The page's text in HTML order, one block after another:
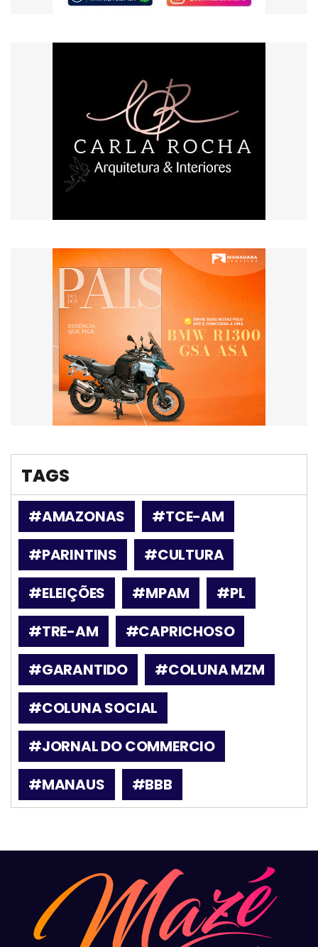
TAGS
#AMAZONAS
#TCE-AM
#PARINTINS
#CULTURA
#ELEIÇÕES
#MPAM
#PL
#TRE-AM
#CAPRICHOSO
#GARANTIDO
#COLUNA MZM
#COLUNA SOCIAL
#JORNAL DO COMMERCIO
#MANAUS
#BBB